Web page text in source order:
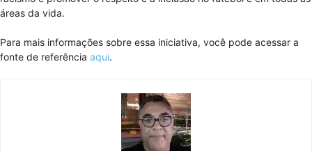
áreas da vida.
Para mais informações sobre essa iniciativa, você pode acessar a
fonte de referência aqui.